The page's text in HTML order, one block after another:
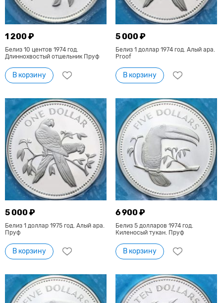
1 200 ₽
Белиз 10 центов 1974 год.
Длиннохвостый отшельник Пруф
В корзину
5 000 ₽
Белиз 1 доллар 1974 год. Алый ара.
Proof
В корзину
5 000 ₽
Белиз 1 доллар 1975 год. Алый ара.
Пруф
В корзину
6 900 ₽
Белиз 5 долларов 1974 год.
Киленосый тукан. Пруф
В корзину